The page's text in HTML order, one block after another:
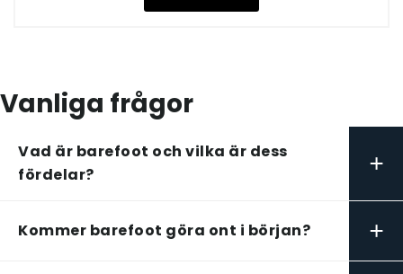
Vanliga frågor
Vad är barefoot och vilka är dess
fördelar?
+
Kommer barefoot göra ont i början? +